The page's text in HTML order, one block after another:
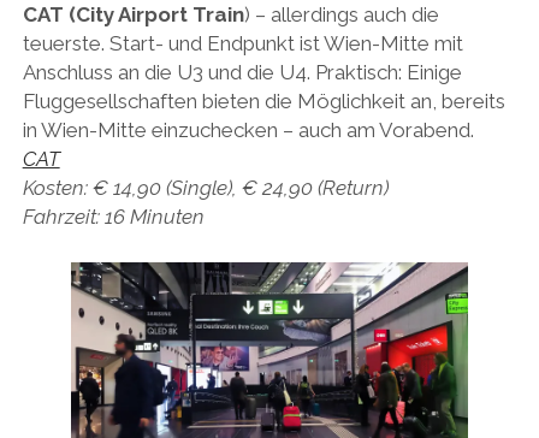
CAT (City Airport Train) – allerdings auch die
teuerste. Start- und Endpunkt ist Wien-Mitte mit
Anschluss an die U3 und die U4. Praktisch: Einige
Fluggesellschaften bieten die Möglichkeit an, bereits
in Wien-Mitte einzuchecken – auch am Vorabend.
CAT
Kosten: € 14,90 (Single), € 24,90 (Return)
Fahrzeit: 16 Minuten